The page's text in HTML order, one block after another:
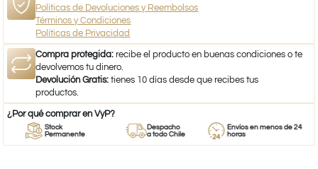
Políticas de Devoluciones y Reembolsos
Términos y Condiciones
Políticas de Privacidad
Compra protegida: recibe el producto en buenas condiciones o te
devolvemos tu dinero.
Devolución Gratis: tienes 10 días desde que recibes tus
productos.
¿Por qué comprar en VyP?
Stock
Permanente
Despacho
a todo Chile
Envíos en menos de 24
horas